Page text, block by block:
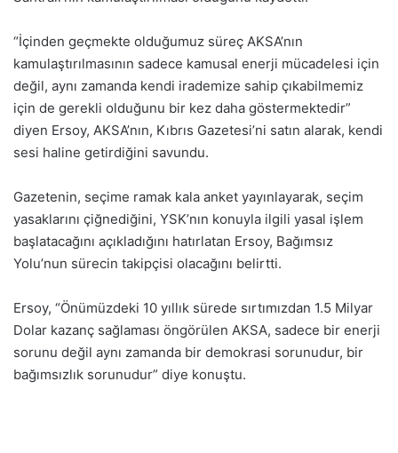
“İçinden geçmekte olduğumuz süreç AKSA’nın
kamulaştırılmasının sadece kamusal enerji mücadelesi için
değil, aynı zamanda kendi irademize sahip çıkabilmemiz
için de gerekli olduğunu bir kez daha göstermektedir”
diyen Ersoy, AKSA’nın, Kıbrıs Gazetesi’ni satın alarak, kendi
sesi haline getirdiğini savundu.
Gazetenin, seçime ramak kala anket yayınlayarak, seçim
yasaklarını çiğnediğini, YSK’nın konuyla ilgili yasal işlem
başlatacağını açıkladığını hatırlatan Ersoy, Bağımsız
Yolu’nun sürecin takipçisi olacağını belirtti.
Ersoy, “Önümüzdeki 10 yıllık sürede sırtımızdan 1.5 Milyar
Dolar kazanç sağlaması öngörülen AKSA, sadece bir enerji
sorunu değil aynı zamanda bir demokrasi sorunudur, bir
bağımsızlık sorunudur” diye konuştu.